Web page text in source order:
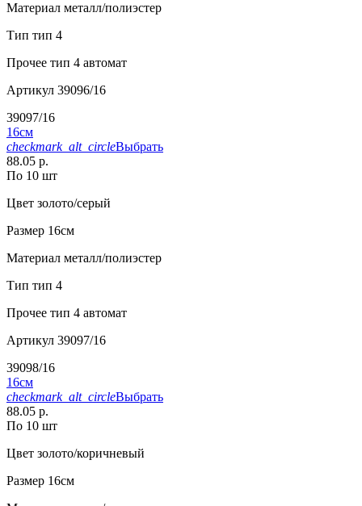
Материал металл/полиэстер
Тип тип 4
Прочее тип 4 автомат
Артикул 39096/16
39097/16
16см
checkmark_alt_circleВыбрать
88.05 р.
По 10 шт
Цвет золото/серый
Размер 16см
Материал металл/полиэстер
Тип тип 4
Прочее тип 4 автомат
Артикул 39097/16
39098/16
16см
checkmark_alt_circleВыбрать
88.05 р.
По 10 шт
Цвет золото/коричневый
Размер 16см